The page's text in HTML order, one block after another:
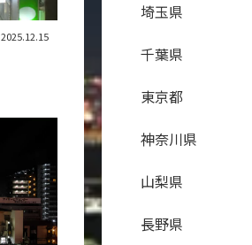
2025.12.15
埼玉県
千葉県
東京都
神奈川県
山梨県
長野県